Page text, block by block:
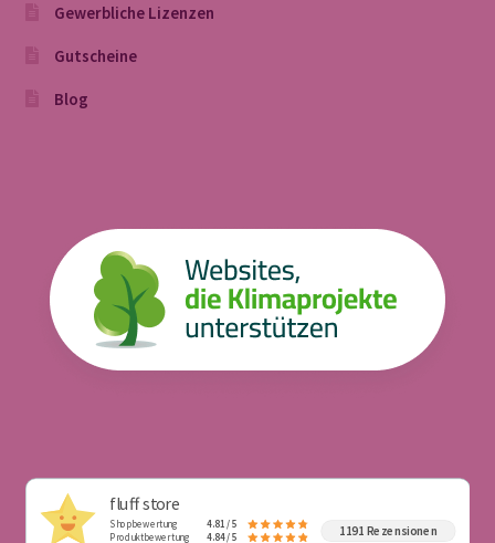
Gewerbliche Lizenzen
Gutscheine
Blog
fluff store
Shopbewertung 4.81 / 5
Produktbewertung 4.84 / 5 1191 Rezensionen